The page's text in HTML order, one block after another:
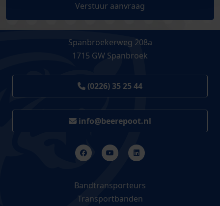
Verstuur aanvraag
Spanbroekerweg 208a
1715 GW Spanbroek
(0226) 35 25 44
info@beerepoot.nl
Bandtransporteurs
Transportbanden